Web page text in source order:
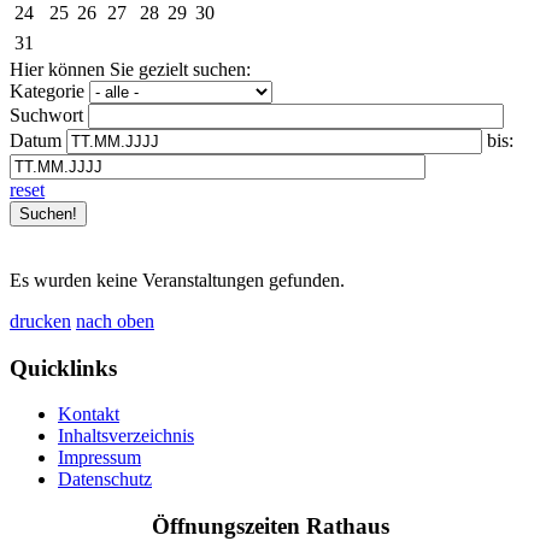
24
25 26 27 28 29 30
31
Hier können Sie gezielt suchen:
Kategorie
Suchwort
Datum
bis:
reset
Es wurden keine Veranstaltungen gefunden.
drucken nach oben
Quicklinks
Kontakt
Inhaltsverzeichnis
Impressum
Datenschutz
Öffnungszeiten Rathaus